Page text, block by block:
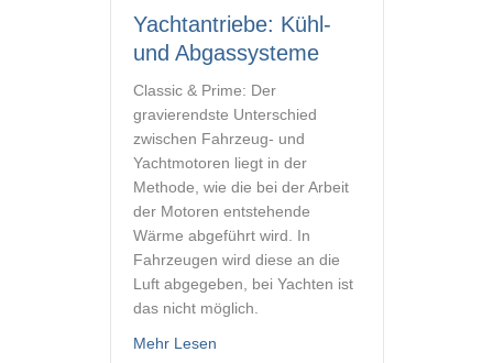
Yachtantriebe: Kühl-
und Abgassysteme
Classic & Prime: Der
gravierendste Unterschied
zwischen Fahrzeug- und
Yachtmotoren liegt in der
Methode, wie die bei der Arbeit
der Motoren entstehende
Wärme abgeführt wird. In
Fahrzeugen wird diese an die
Luft abgegeben, bei Yachten ist
das nicht möglich.
Mehr Lesenabout Yachtantriebe: Kühl- und